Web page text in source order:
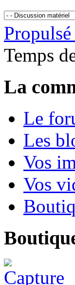
Temps
La
Le
Les
Vos
Vos